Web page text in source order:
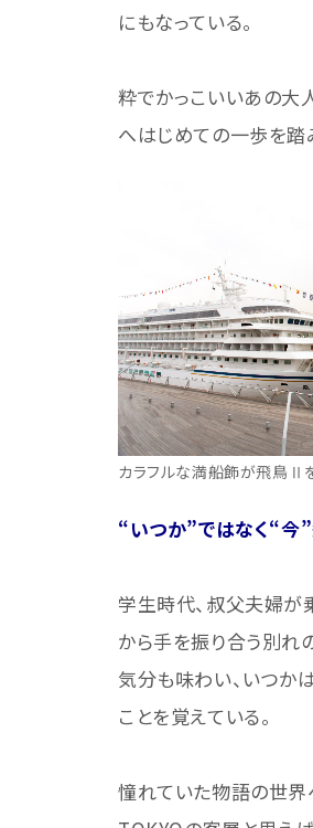
にもなっている。
粋でかっこいいあの大
へはじめての一歩を踏
カラフルな満船飾が飛鳥Ⅱ
“いつか”ではなく“今
学生時代、叔父夫婦が
から手を振り合う別れ
気分も味わい、いつか
ことを覚えている。
憧れていた物語の世界